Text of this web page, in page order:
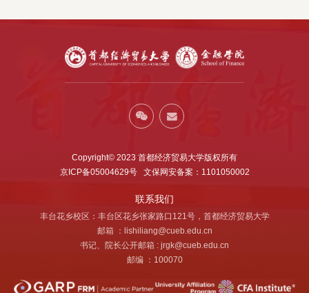
Copyright© 2023 首都经济贸易大学版权所有
京ICP备05004629号 文保网安备案：1101050002
联系我们
丰台花乡校区：丰台区花乡张家路口121号，首都经济贸易大学
邮箱 ：lishiliang@cueb.edu.cn
书记、院长公开邮箱 : jrgk@cueb.edu.cn
邮编 ：100070